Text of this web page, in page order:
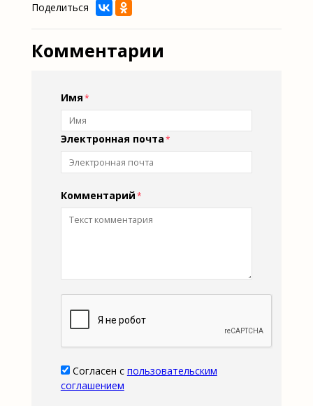
Поделиться
Комментарии
Имя
Электронная почта
Комментарий
Согласен с пользовательским
соглашением